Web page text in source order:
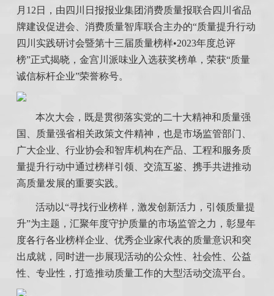
月12日，由四川日报报业集团消费质量报联合四川省品
牌建设促进会、消费质量智库联合主办的“质量提升行动
四川实践研讨会暨第十三届质量榜样•2023年度总评
榜”正式揭晓，金宫川派味业入选获奖榜单，荣获“质量
诚信标杆企业”荣誉称号。
本次大会，既是贯彻落实党的二十大精神和质量强
国、质量强省相关政策文件精神，也是市场监管部门、
广大企业、行业协会和智库机构在产品、工程和服务质
量提升行动中通过榜样引领、交流互鉴、携手共进推动
高质量发展的重要实践。
活动以“寻找行业榜样，激发创新活力，引领质量提
升”为主题，汇聚年度守护质量的市场监管之力，彰显年
度各行各业榜样企业、优秀企业家代表的质量意识和突
出成就，同时进一步展现活动的公众性、社会性、公益
性、专业性，打造推动质量工作的大型活动交流平台。